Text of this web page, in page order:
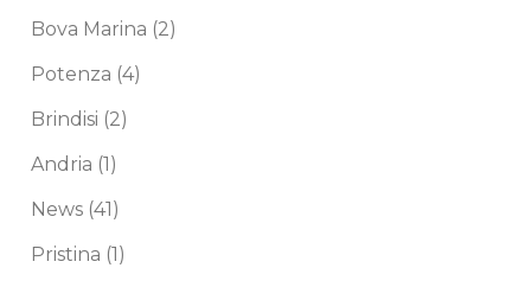
Bova Marina (2)
Potenza (4)
Brindisi (2)
Andria (1)
News (41)
Pristina (1)